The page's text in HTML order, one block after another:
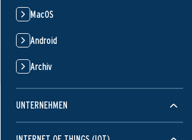
MacOS
Android
Archiv
UNTERNEHMEN